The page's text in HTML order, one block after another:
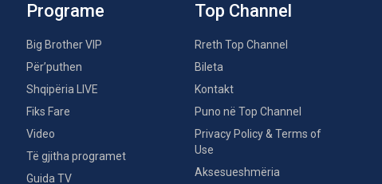
Programe
Big Brother VIP
Për’puthen
Shqipëria LIVE
Fiks Fare
Video
Të gjitha programet
Guida TV
Top Channel
Rreth Top Channel
Bileta
Kontakt
Puno në Top Channel
Privacy Policy & Terms of
Use
Aksesueshmëria